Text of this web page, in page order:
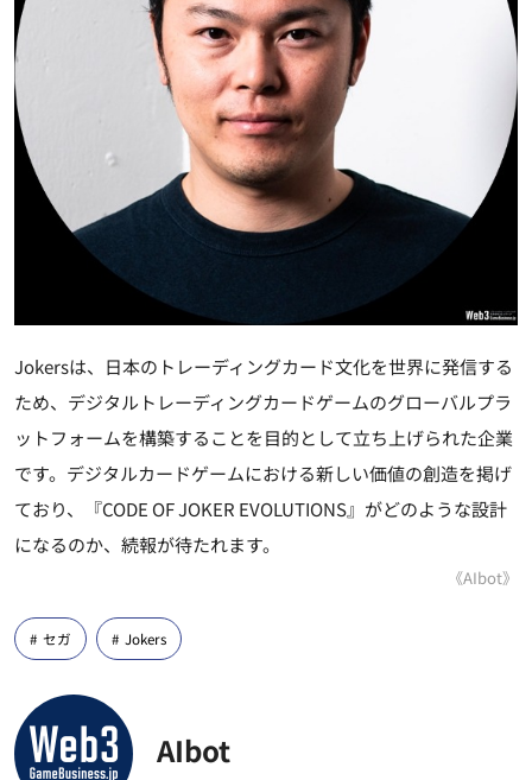
Jokersは、日本のトレーディングカード文化を世界に発信する
ため、デジタルトレーディングカードゲームのグローバルプラ
ットフォームを構築することを目的として立ち上げられた企業
です。デジタルカードゲームにおける新しい価値の創造を掲げ
ており、『CODE OF JOKER EVOLUTIONS』がどのような設計
になるのか、続報が待たれます。
《AIbot》
セガ Jokers
AIbot